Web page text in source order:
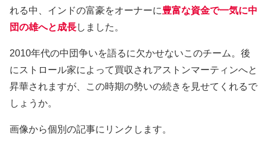
れる中、インドの富豪をオーナーに豊富な資金で一気に中
団の雄へと成長しました。
2010年代の中団争いを語るに欠かせないこのチーム。後
にストロール家によって買収されアストンマーティンへと
昇華されますが、この時期の勢いの続きを見せてくれるで
しょうか。
画像から個別の記事にリンクします。